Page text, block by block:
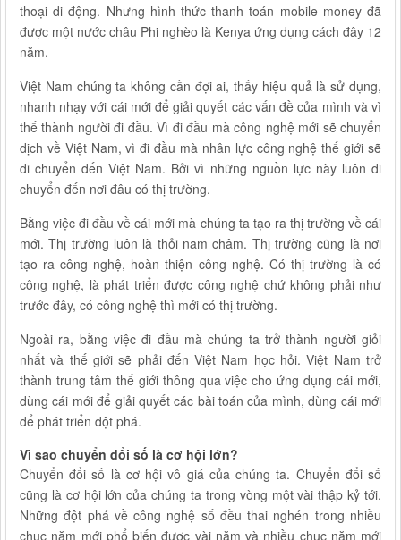
thoại di động. Nhưng hình thức thanh toán mobile money đã
được một nước châu Phi nghèo là Kenya ứng dụng cách đây 12
năm.
Việt Nam chúng ta không cần đợi ai, thấy hiệu quả là sử dụng,
nhanh nhạy với cái mới để giải quyết các vấn đề của mình và vì
thế thành người đi đầu. Vì đi đầu mà công nghệ mới sẽ chuyển
dịch về Việt Nam, vì đi đầu mà nhân lực công nghệ thế giới sẽ
di chuyển đến Việt Nam. Bởi vì những nguồn lực này luôn di
chuyển đến nơi đâu có thị trường.
Bằng việc đi đầu về cái mới mà chúng ta tạo ra thị trường về cái
mới. Thị trường luôn là thỏi nam châm. Thị trường cũng là nơi
tạo ra công nghệ, hoàn thiện công nghệ. Có thị trường là có
công nghệ, là phát triển được công nghệ chứ không phải như
trước đây, có công nghệ thì mới có thị trường.
Ngoài ra, bằng việc đi đầu mà chúng ta trở thành người giỏi
nhất và thế giới sẽ phải đến Việt Nam học hỏi. Việt Nam trở
thành trung tâm thế giới thông qua việc cho ứng dụng cái mới,
dùng cái mới để giải quyết các bài toán của mình, dùng cái mới
để phát triển đột phá.
Vì sao chuyển đổi số là cơ hội lớn?
Chuyển đổi số là cơ hội vô giá của chúng ta. Chuyển đổi số
cũng là cơ hội lớn của chúng ta trong vòng một vài thập kỷ tới.
Những đột phá về công nghệ số đều thai nghén trong nhiều
chục năm mới phổ biến được vài năm và nhiều chục năm mới